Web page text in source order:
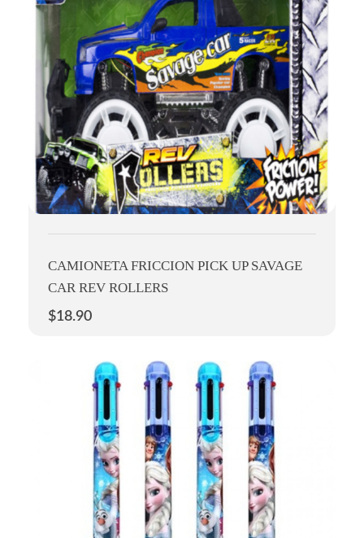
CAMIONETA FRICCION PICK UP SAVAGE
CAR REV ROLLERS
$18.90